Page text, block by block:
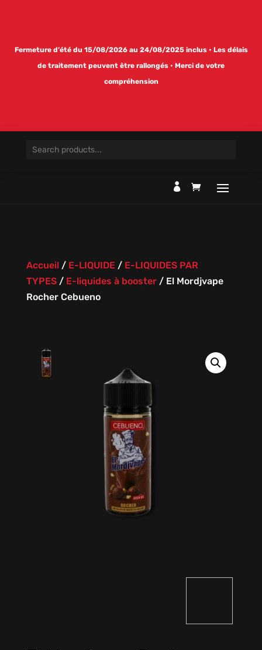
Fermeture d’été du 15/08/2026 au 24/08/2025 inclus • Les délais
de traitement peuvent être rallongés • Merci de votre
compréhension

Accueil/ E-LIQUIDE/ E-LIQUIDES PAR
TYPES/ E-liquides à booster/ El Mordjvape
Rocher Cebueno